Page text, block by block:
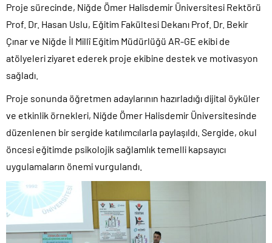
Proje sürecinde, Niğde Ömer Halisdemir Üniversitesi Rektörü
Prof. Dr. Hasan Uslu, Eğitim Fakültesi Dekanı Prof. Dr. Bekir
Çınar ve Niğde İl Millî Eğitim Müdürlüğü AR-GE ekibi de
atölyeleri ziyaret ederek proje ekibine destek ve motivasyon
sağladı.
Proje sonunda öğretmen adaylarının hazırladığı dijital öyküler
ve etkinlik örnekleri, Niğde Ömer Halisdemir Üniversitesinde
düzenlenen bir sergide katılımcılarla paylaşıldı. Sergide, okul
öncesi eğitimde psikolojik sağlamlık temelli kapsayıcı
uygulamaların önemi vurgulandı.